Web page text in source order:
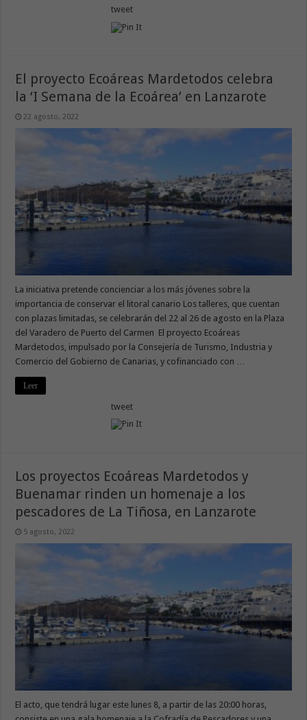
tweet
El proyecto Ecoáreas Mardetodos celebra
la ‘I Semana de la Ecoárea’ en Lanzarote
22 agosto, 2022
La iniciativa pretende concienciar a los más jóvenes sobre la
importancia de conservar el litoral canario Los talleres, que cuentan
con plazas limitadas, se celebrarán del 22 al 26 de agosto en la Plaza
del Varadero de Puerto del Carmen El proyecto Ecoáreas
Mardetodos, impulsado por la Consejería de Turismo, Industria y
Comercio del Gobierno de Canarias, y cofinanciado con …
Leer
tweet
Los proyectos Ecoáreas Mardetodos y
Buenamar rinden un homenaje a los
pescadores de La Tiñosa, en Lanzarote
5 agosto, 2022
El acto, que tendrá lugar este lunes 8, a partir de las 20:00 horas,